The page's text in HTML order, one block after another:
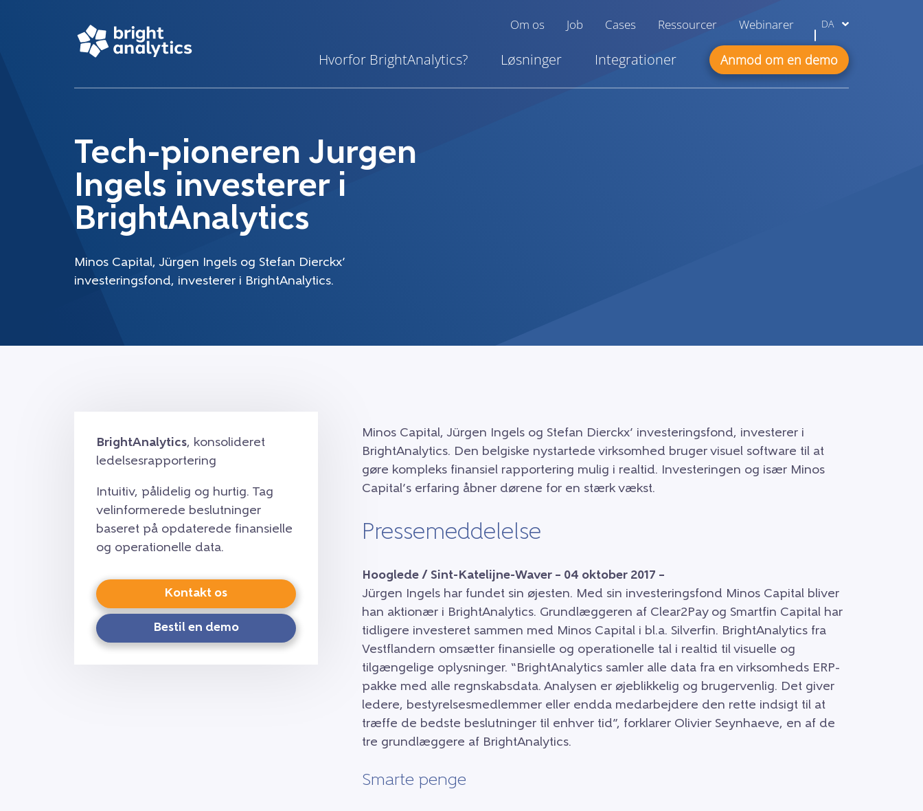
Om os Job Cases Ressourcer Webinarer DA
Hvorfor BrightAnalytics? Løsninger Integrationer Anmod om en demo
Tech-pioneren Jurgen
Ingels investerer i
BrightAnalytics
Minos Capital, Jürgen Ingels og Stefan Dierckx’
investeringsfond, investerer i BrightAnalytics.
BrightAnalytics, konsolideret
ledelsesrapportering
Intuitiv, pålidelig og hurtig. Tag
velinformerede beslutninger
baseret på opdaterede finansielle
og operationelle data.
Kontakt os
Bestil en demo
Minos Capital, Jürgen Ingels og Stefan Dierckx’ investeringsfond, investerer i
BrightAnalytics. Den belgiske nystartede virksomhed bruger visuel software til at
gøre kompleks finansiel rapportering mulig i realtid. Investeringen og især Minos
Capital’s erfaring åbner dørene for en stærk vækst.
Pressemeddelelse
Hooglede / Sint-Katelijne-Waver – 04 oktober 2017 –
Jürgen Ingels har fundet sin øjesten. Med sin investeringsfond Minos Capital bliver
han aktionær i BrightAnalytics. Grundlæggeren af Clear2Pay og Smartfin Capital har
tidligere investeret sammen med Minos Capital i bl.a. Silverfin. BrightAnalytics fra
Vestflandern omsætter finansielle og operationelle tal i realtid til visuelle og
tilgængelige oplysninger. “BrightAnalytics samler alle data fra en virksomheds ERP-
pakke med alle regnskabsdata. Analysen er øjeblikkelig og brugervenlig. Det giver
ledere, bestyrelsesmedlemmer eller endda medarbejdere den rette indsigt til at
træffe de bedste beslutninger til enhver tid”, forklarer Olivier Seynhaeve, en af de
tre grundlæggere af BrightAnalytics.
Smarte penge